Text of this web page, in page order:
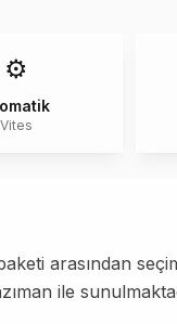
⚙️
Vites
arasından
ile